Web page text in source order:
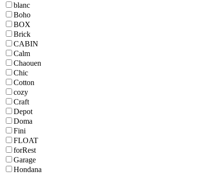
blanc
Boho
BOX
Brick
CABIN
Calm
Chaouen
Chic
Cotton
cozy
Craft
Depot
Doma
Fini
FLOAT
forRest
Garage
Hondana